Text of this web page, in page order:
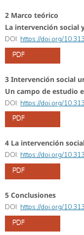
2 Marco teórico
La intervención social
DOI: https://doi.org/
PDF
3 Intervención social
Un campo de estudio
DOI: https://doi.org/
PDF
4 La intervención
DOI: https://doi.org/
PDF
5 Conclusiones
DOI: https://doi.org/
PDF